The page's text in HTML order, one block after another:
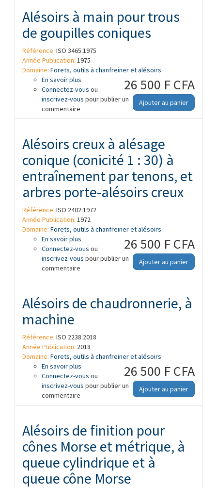
Alésoirs à main pour trous
de goupilles coniques
Référence: ISO 3465:1975
Année Publication: 1975
Domaine: Forets, outils à chanfreiner et alésoirs
26 500 F CFA
Ajouter au panier
En savoir plus à propos de Alésoirs à main pour trous
de goupilles coniques
Connectez-vous ou
inscrivez-vous pour publier un
commentaire
Alésoirs creux à alésage
conique (conicité 1 : 30) à
entraînement par tenons, et
arbres porte-alésoirs creux
Référence: ISO 2402:1972
Année Publication: 1972
Domaine: Forets, outils à chanfreiner et alésoirs
26 500 F CFA
Ajouter au panier
En savoir plus à propos de Alésoirs creux à alésage
conique (conicité 1 : 30) à entraînement
par tenons, et arbres porte-alésoirs
Connectez-vous ou
inscrivez-vous pour publier un
commentaire
Alésoirs de chaudronnerie, à
machine
Référence: ISO 2238:2018
Année Publication: 2018
Domaine: Forets, outils à chanfreiner et alésoirs
26 500 F CFA
Ajouter au panier
En savoir plus à propos de Alésoirs de chaudronnerie, à
machine
Connectez-vous ou
inscrivez-vous pour publier un
commentaire
Alésoirs de finition pour
cônes Morse et métrique, à
queue cylindrique et à
queue cône Morse